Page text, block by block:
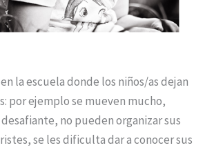
la escuela donde los niños/as dejan
por ejemplo se mueven mucho,
no pueden organizar sus
se les dificulta dar a conocer sus